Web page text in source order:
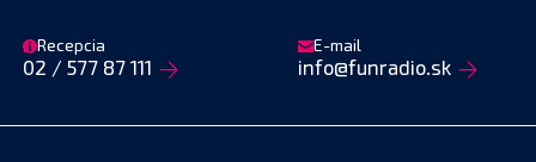
Recepcia
02 / 577 87 111
E-mail
info@funradio.sk